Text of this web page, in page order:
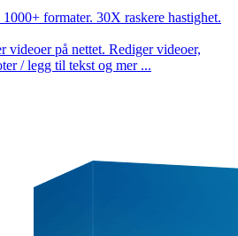
formater. 30X raskere hastighet.
videoer på nettet. Rediger videoer,
/ legg til tekst og mer ...